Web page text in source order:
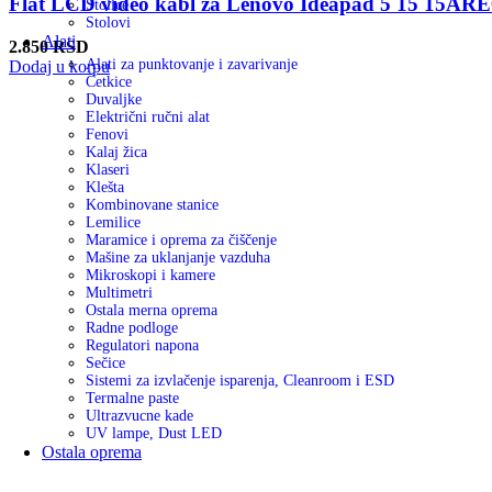
Stolice
Stolovi
Alati
Alati za punktovanje i zavarivanje
Četkice
Duvaljke
Električni ručni alat
Fenovi
Kalaj žica
Klaseri
Klešta
Kombinovane stanice
Lemilice
Maramice i oprema za čiščenje
Mašine za uklanjanje vazduha
Mikroskopi i kamere
Multimetri
Ostala merna oprema
Radne podloge
Regulatori napona
Sečice
Sistemi za izvlačenje isparenja, Cleanroom i ESD
Termalne paste
Ultrazvucne kade
UV lampe, Dust LED
Ostala oprema
2.850RSD
Dodaj u korpu